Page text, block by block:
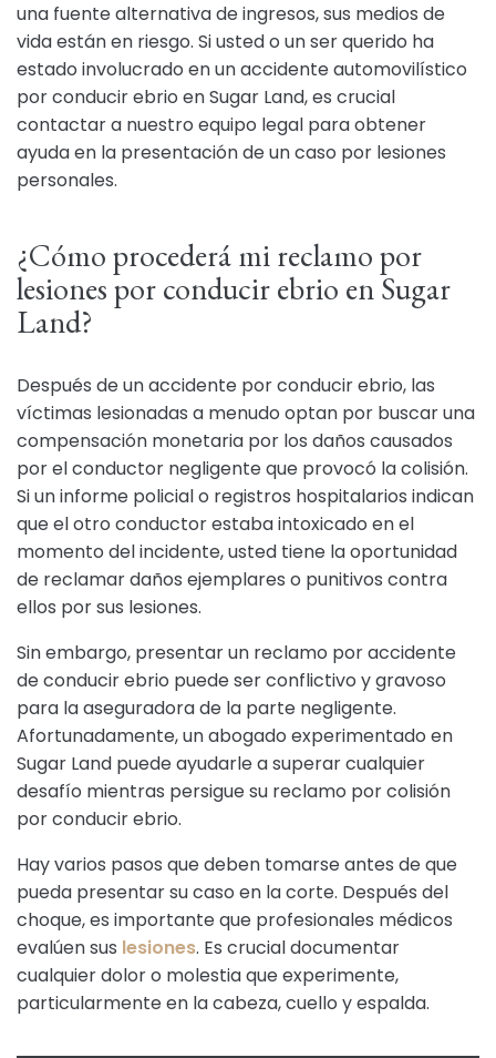
una fuente alternativa de ingresos, sus medios de
vida están en riesgo. Si usted o un ser querido ha
estado involucrado en un accidente automovilístico
por conducir ebrio en Sugar Land, es crucial
contactar a nuestro equipo legal para obtener
ayuda en la presentación de un caso por lesiones
personales.
¿Cómo procederá mi reclamo por
lesiones por conducir ebrio en Sugar
Land?
Después de un accidente por conducir ebrio, las
víctimas lesionadas a menudo optan por buscar una
compensación monetaria por los daños causados
por el conductor negligente que provocó la colisión.
Si un informe policial o registros hospitalarios indican
que el otro conductor estaba intoxicado en el
momento del incidente, usted tiene la oportunidad
de reclamar daños ejemplares o punitivos contra
ellos por sus lesiones.
Sin embargo, presentar un reclamo por accidente
de conducir ebrio puede ser conflictivo y gravoso
para la aseguradora de la parte negligente.
Afortunadamente, un abogado experimentado en
Sugar Land puede ayudarle a superar cualquier
desafío mientras persigue su reclamo por colisión
por conducir ebrio.
Hay varios pasos que deben tomarse antes de que
pueda presentar su caso en la corte. Después del
choque, es importante que profesionales médicos
evalúen sus lesiones. Es crucial documentar
cualquier dolor o molestia que experimente,
particularmente en la cabeza, cuello y espalda.